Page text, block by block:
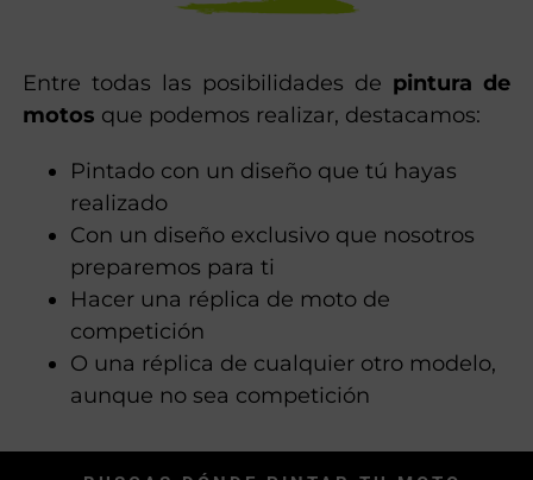
Entre todas las posibilidades de pintura de
motos que podemos realizar, destacamos:
Pintado con un diseño que tú hayas
realizado
Con un diseño exclusivo que nosotros
preparemos para ti
Hacer una réplica de moto de
competición
O una réplica de cualquier otro modelo,
aunque no sea competición